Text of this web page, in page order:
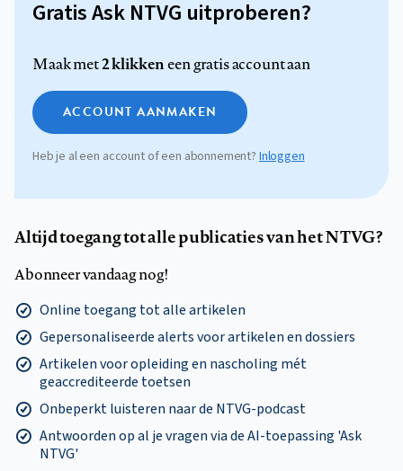
Gratis Ask NTVG uitproberen?
Maak met2 klikkeneen gratis account aan
ACCOUNT AANMAKEN
Heb je al een account of een abonnement? Inloggen
Altijd toegang tot alle publicaties van het NTVG?
Abonneer vandaag nog!
Online toegang tot alle artikelen
Gepersonaliseerde alerts voor artikelen en dossiers
Artikelen voor opleiding en nascholing mét
geaccrediteerde toetsen
Onbeperkt luisteren naar de NTVG-podcast
Antwoorden op al je vragen via de AI-toepassing 'Ask
NTVG'